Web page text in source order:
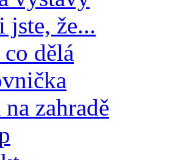
jste, že...
co dělá
na zahradě